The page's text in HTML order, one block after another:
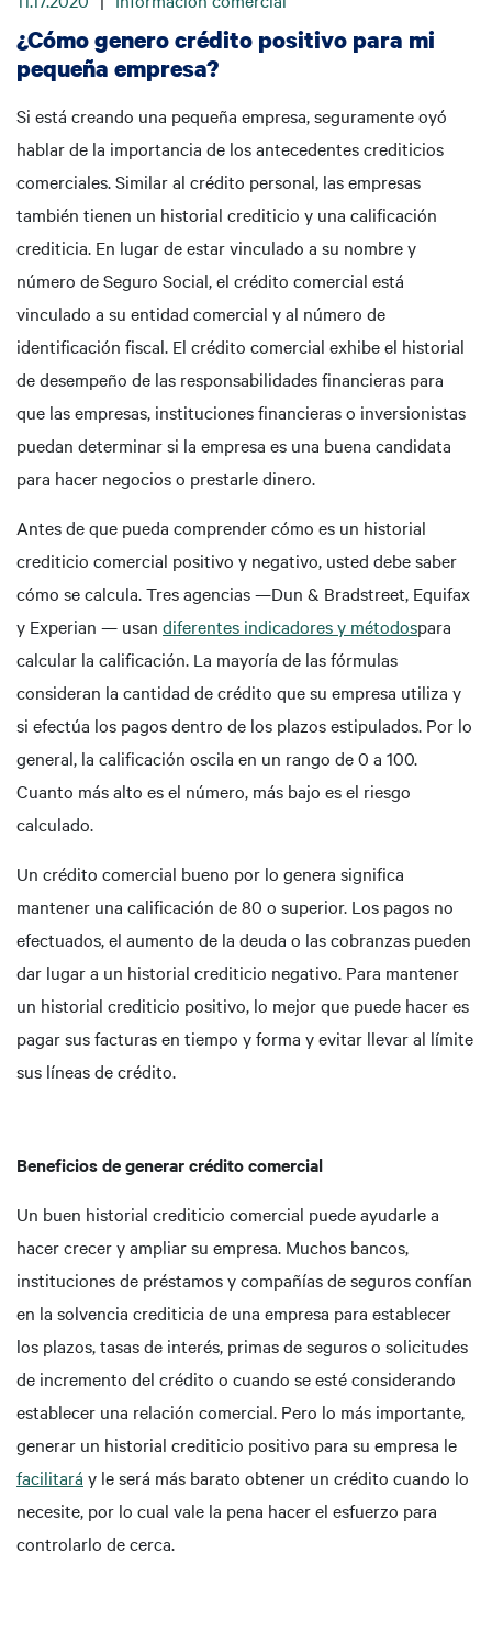
¿Cómo genero crédito positivo para mi
pequeña empresa?
Si está creando una pequeña empresa, seguramente oyó
hablar de la importancia de los antecedentes crediticios
comerciales. Similar al crédito personal, las empresas
también tienen un historial crediticio y una calificación
crediticia. En lugar de estar vinculado a su nombre y
número de Seguro Social, el crédito comercial está
vinculado a su entidad comercial y al número de
identificación fiscal. El crédito comercial exhibe el historial
de desempeño de las responsabilidades financieras para
que las empresas, instituciones financieras o inversionistas
puedan determinar si la empresa es una buena candidata
para hacer negocios o prestarle dinero.
Antes de que pueda comprender cómo es un historial
crediticio comercial positivo y negativo, usted debe saber
cómo se calcula. Tres agencias —Dun & Bradstreet, Equifax
y Experian — usan diferentes indicadores y métodospara
calcular la calificación. La mayoría de las fórmulas
consideran la cantidad de crédito que su empresa utiliza y
si efectúa los pagos dentro de los plazos estipulados. Por lo
general, la calificación oscila en un rango de 0 a 100.
Cuanto más alto es el número, más bajo es el riesgo
calculado.
Un crédito comercial bueno por lo genera significa
mantener una calificación de 80 o superior. Los pagos no
efectuados, el aumento de la deuda o las cobranzas pueden
dar lugar a un historial crediticio negativo. Para mantener
un historial crediticio positivo, lo mejor que puede hacer es
pagar sus facturas en tiempo y forma y evitar llevar al límite
sus líneas de crédito.
Beneficios de generar crédito comercial
Un buen historial crediticio comercial puede ayudarle a
hacer crecer y ampliar su empresa. Muchos bancos,
instituciones de préstamos y compañías de seguros confían
en la solvencia crediticia de una empresa para establecer
los plazos, tasas de interés, primas de seguros o solicitudes
de incremento del crédito o cuando se esté considerando
establecer una relación comercial. Pero lo más importante,
generar un historial crediticio positivo para su empresa le
facilitará y le será más barato obtener un crédito cuando lo
necesite, por lo cual vale la pena hacer el esfuerzo para
controlarlo de cerca.